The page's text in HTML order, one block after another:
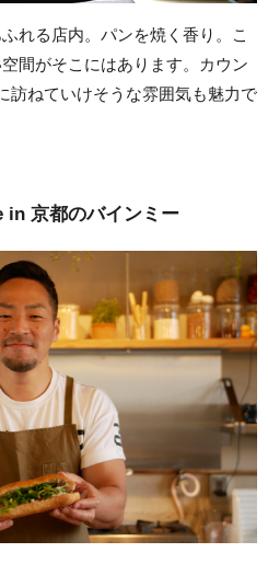
れる店内。パンを焼く香り。こ
間がそこにはあります。カウン
訪ねていけそうな雰囲気も魅力で
in 京都のバインミー